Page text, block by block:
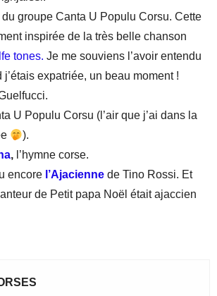
du groupe Canta U Populu Corsu. Cette
inspirée de la très belle chanson
tones. Je me souviens l’avoir entendu
expatriée, un beau moment !
U Populu Corsu (l’air que j’ai dans la
).
, l’hymne corse.
encore l’Ajacienne de Tino Rossi. Et
de Petit papa Noël était ajaccien